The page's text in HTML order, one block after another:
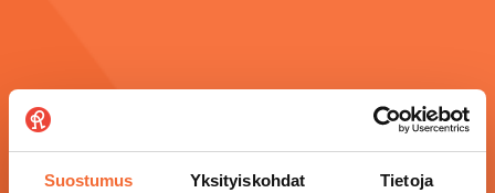
Suostumus Yksityiskohdat Tietoja